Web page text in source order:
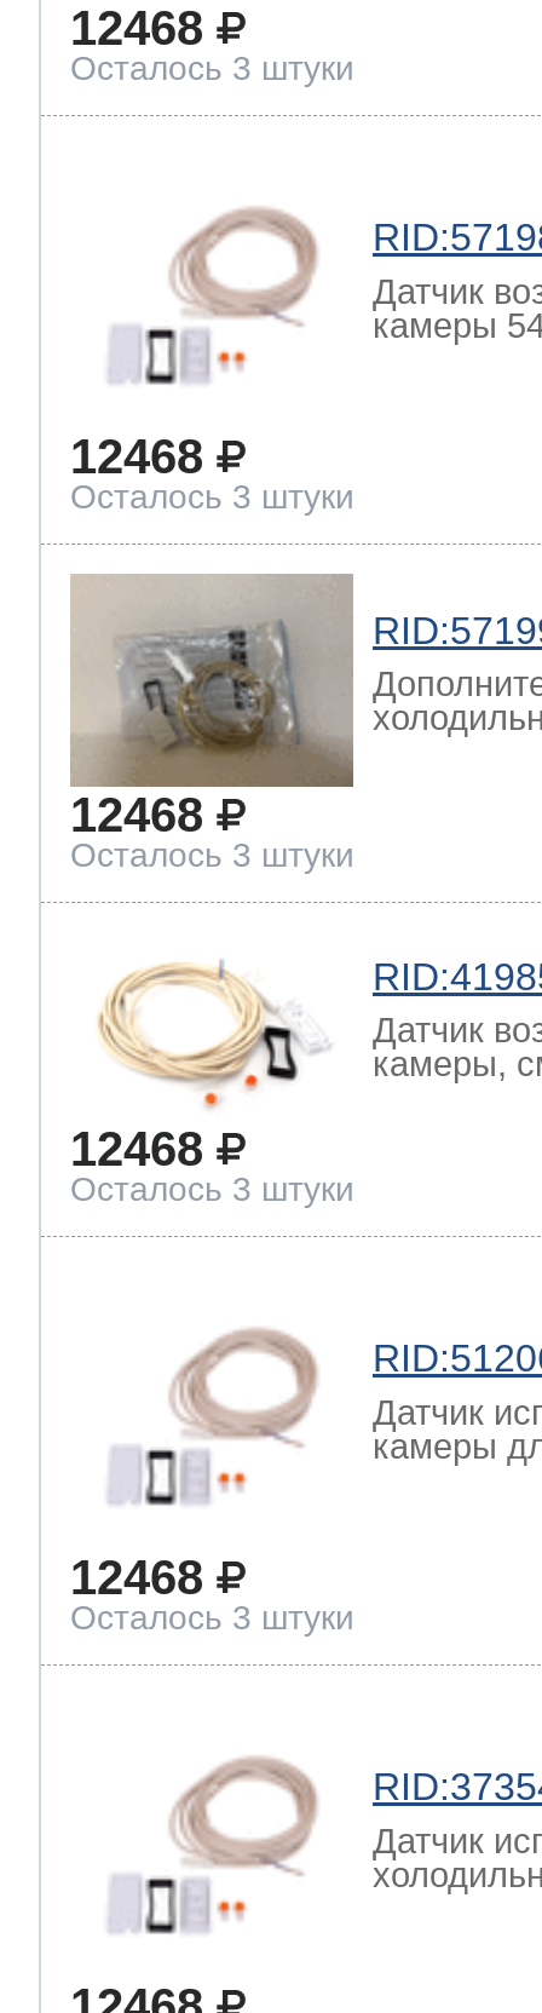
12468
Осталось 3 штуки
Датчик
камеры
12468
Осталось 3 штуки
12468
Осталось 3 штуки
Датчик
камеры,
12468
Осталось 3 штуки
Датчик
камеры
12468
Осталось 3 штуки
Датчик